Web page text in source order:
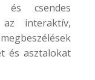
és csendes
interaktív,
és asztalokat